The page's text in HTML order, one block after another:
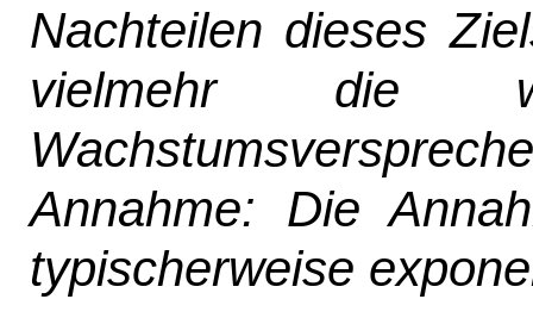
Nachteilen dieses
vielmehr die
Annahme: Die
typischerweise